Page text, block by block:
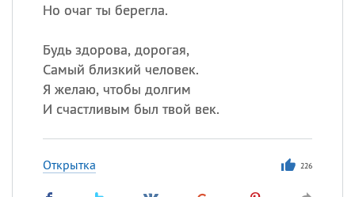
Но очаг ты берегла.
Будь здорова, дорогая,
Самый близкий человек.
Я желаю, чтобы долгим
И счастливым был твой век.
Открытка 226